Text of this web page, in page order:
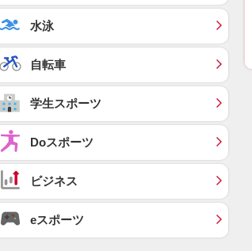
水泳
自転車
学生スポーツ
Doスポーツ
ビジネス
eスポーツ